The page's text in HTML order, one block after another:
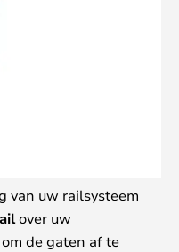
van uw railsysteem
over uw
de gaten af te